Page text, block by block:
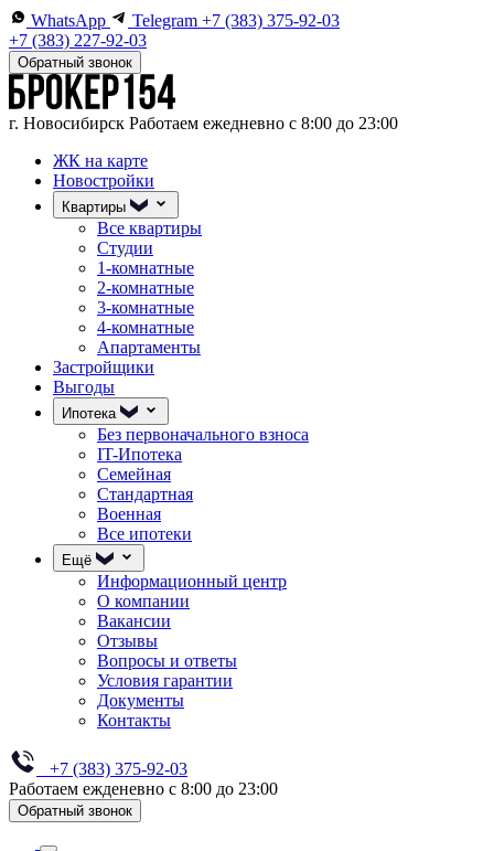
WhatsApp Telegram +7 (383) 375-92-03
+7 (383) 227-92-03
Обратный звонок
г. Новосибирск Работаем ежедневно с 8:00 до 23:00
ЖК на карте
Новостройки
Квартиры
Все квартиры
Студии
1-комнатные
2-комнатные
3-комнатные
4-комнатные
Апартаменты
Застройщики
Выгоды
Ипотека
Без первоначального взноса
IT-Ипотека
Семейная
Стандартная
Военная
Все ипотеки
Ещё
Информационный центр
О компании
Вакансии
Отзывы
Вопросы и ответы
Условия гарантии
Документы
Контакты
+7 (383) 375-92-03
Работаем ежденевно с 8:00 до 23:00
Обратный звонок